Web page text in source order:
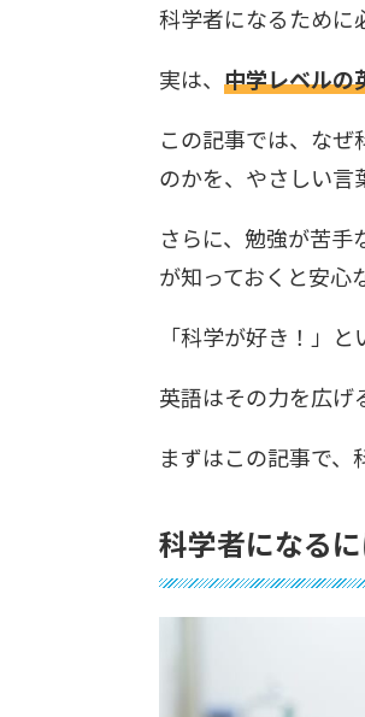
科学者になるために
実は、 中学レベルの
この記事では、な
のかを、やさしい言
さらに、勉強が苦
が知っておくと安心
「科学が好き！」
英語はその力を広げ
まずはこの記事で、
科学者になる